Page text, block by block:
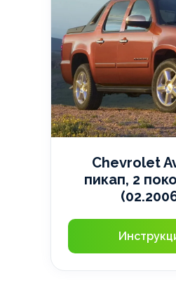
Chevrolet
пикап, 2